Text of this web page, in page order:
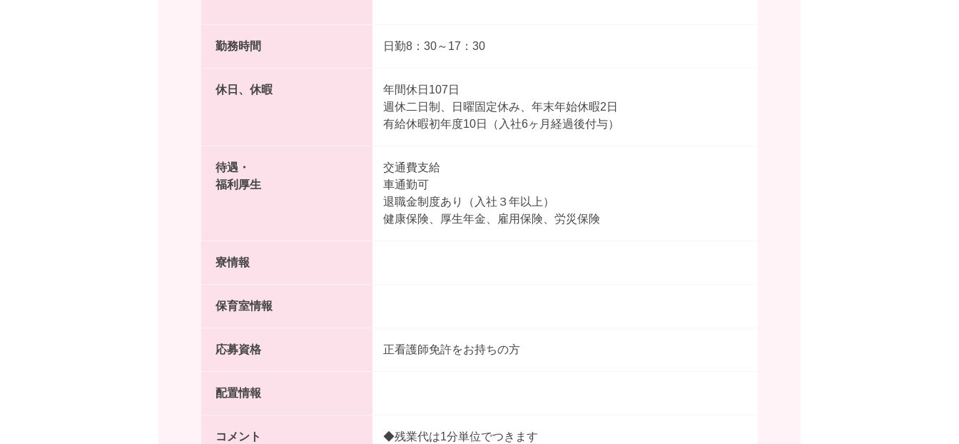
勤務時間 日勤8：30～17：30
休日、休暇
年間休日107日
週休二日制、日曜固定休み、年末年始休暇2日
有給休暇初年度10日（入社6ヶ月経過後付与）
待遇・
福利厚生
交通費支給
車通勤可
退職金制度あり（入社３年以上）
健康保険、厚生年金、雇用保険、労災保険
寮情報
保育室情報
応募資格 正看護師免許をお持ちの方
配置情報
コメント
◆残業代は1分単位でつきます